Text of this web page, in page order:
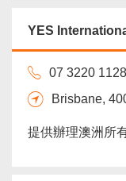
民方案。...
more
YES
07 3220 1128
Brisbane,
提供辦理澳洲所